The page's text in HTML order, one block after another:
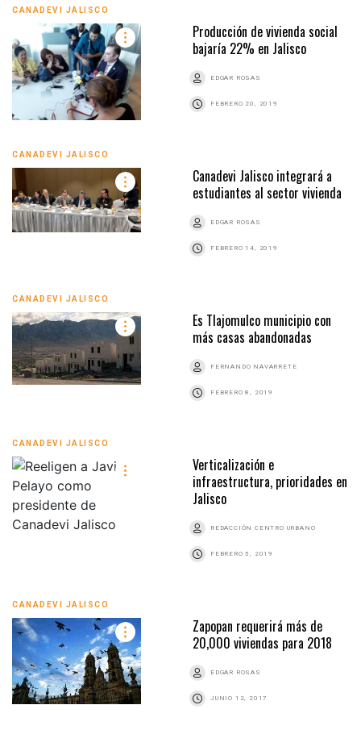
CANADEVI JALISCO
Producción de vivienda social
bajaría 22% en Jalisco
EDGAR ROSAS
FEBRERO 20, 2019
CANADEVI JALISCO
Canadevi Jalisco integrará a
estudiantes al sector vivienda
EDGAR ROSAS
FEBRERO 14, 2019
CANADEVI JALISCO
Es Tlajomulco municipio con
más casas abandonadas
FERNANDO NAVARRETE
FEBRERO 8, 2019
CANADEVI JALISCO
Verticalización e
infraestructura, prioridades en
Jalisco
REDACCIÓN CENTRO URBANO
FEBRERO 5, 2019
CANADEVI JALISCO
Zapopan requerirá más de
20,000 viviendas para 2018
EDGAR ROSAS
JUNIO 12, 2017